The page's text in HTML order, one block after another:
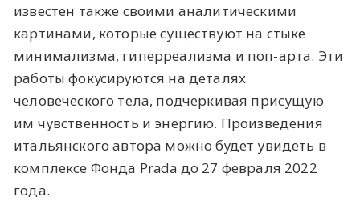
известен также своими аналитическими
картинами, которые существуют на стыке
минимализма, гиперреализма и поп-арта. Эти
работы фокусируются на деталях
человеческого тела, подчеркивая присущую
им чувственность и энергию. Произведения
итальянского автора можно будет увидеть в
комплексе Фонда Prada до 27 февраля 2022
года.